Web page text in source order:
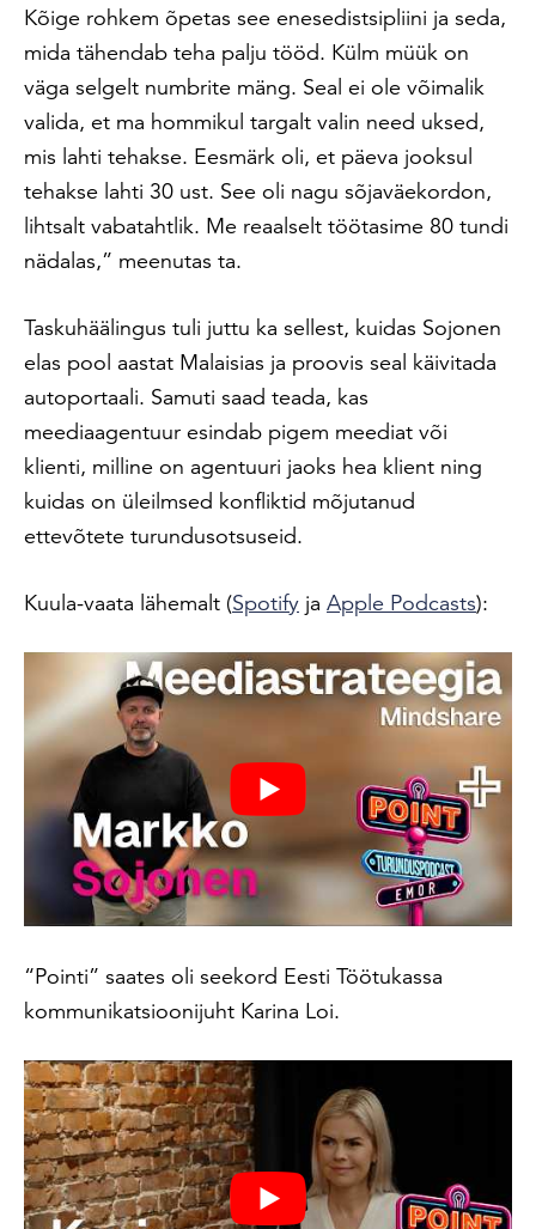
Kõige rohkem õpetas see enesedistsipliini ja seda,
mida tähendab teha palju tööd. Külm müük on
väga selgelt numbrite mäng. Seal ei ole võimalik
valida, et ma hommikul targalt valin need uksed,
mis lahti tehakse. Eesmärk oli, et päeva jooksul
tehakse lahti 30 ust. See oli nagu sõjaväekordon,
lihtsalt vabatahtlik. Me reaalselt töötasime 80 tundi
nädalas,” meenutas ta.
Taskuhäälingus tuli juttu ka sellest, kuidas Sojonen
elas pool aastat Malaisias ja proovis seal käivitada
autoportaali. Samuti saad teada, kas
meediaagentuur esindab pigem meediat või
klienti, milline on agentuuri jaoks hea klient ning
kuidas on üleilmsed konfliktid mõjutanud
ettevõtete turundusotsuseid.
Kuula-vaata lähemalt (Spotify ja Apple Podcasts):
“Pointi” saates oli seekord Eesti Töötukassa
kommunikatsioonijuht Karina Loi.